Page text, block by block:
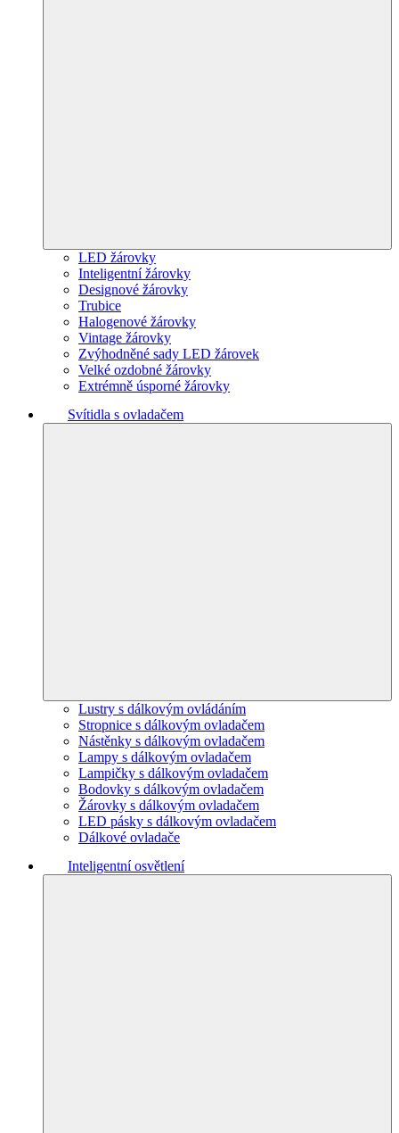
LED žárovky
Inteligentní žárovky
Designové žárovky
Trubice
Halogenové žárovky
Vintage žárovky
Zvýhodněné sady LED žárovek
Velké ozdobné žárovky
Extrémně úsporné žárovky
Svítidla s ovladačem
Lustry s dálkovým ovládáním
Stropnice s dálkovým ovladačem
Nástěnky s dálkovým ovladačem
Lampy s dálkovým ovladačem
Lampičky s dálkovým ovladačem
Bodovky s dálkovým ovladačem
Žárovky s dálkovým ovladačem
LED pásky s dálkovým ovladačem
Dálkové ovladače
Inteligentní osvětlení